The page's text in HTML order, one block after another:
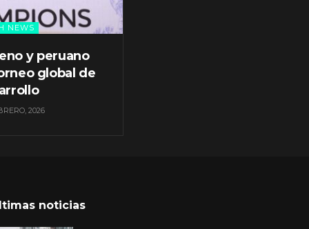
NEWS
y peruano
global de
2026
noticias